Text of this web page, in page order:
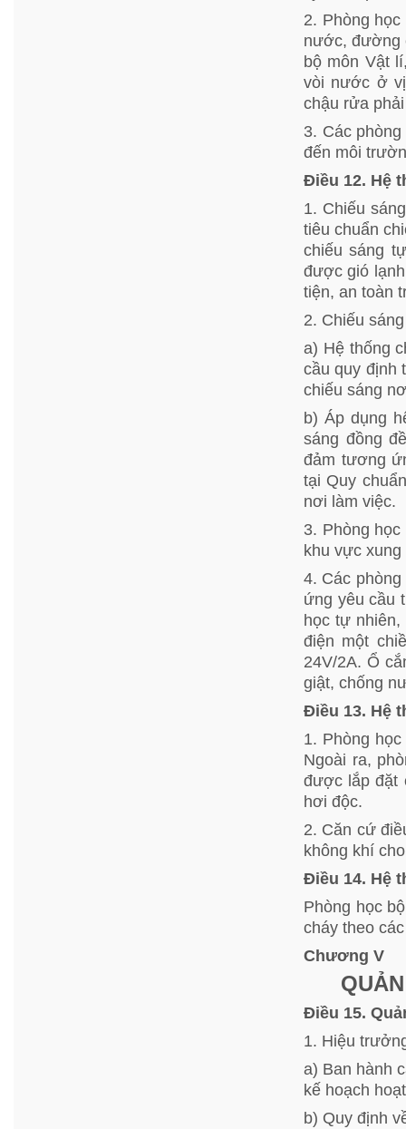
2. Phòng
nước, đường
bộ môn Vật
vòi nước ở
chậu rửa
3. Các
đến môi
Điều 12. Hệ
1. Chiếu
tiêu chuẩn
chiếu sáng
được gió
tiện, an toàn
2. Chiếu
a) Hệ thống
cầu quy định
chiếu sáng
b) Áp dụng
sáng đồng
đảm tương
tại Quy
nơi làm việc.
3. Phòng
khu vực xung
4. Các
ứng yêu cầu
học tự
điện một
24V/2A. Ổ
giật, chống
Điều 13. Hệ
1. Phòng
Ngoài ra,
được lắp đặt
hơi độc.
2. Căn cứ
không khí
Điều 14. Hệ
Phòng học
cháy theo
Chương V
Điều 15.
1. Hiệu
a) Ban hành
kế hoạch
b) Quy định